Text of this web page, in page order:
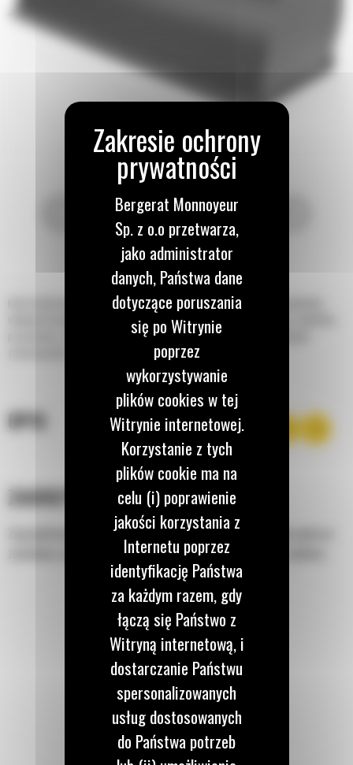
Łyżki standardowe Cat® zostały zaprojektowane tak, aby zapewniały optymalną
wydajność kompaktowych ładowarek kołowych firmy Caterpillar podczas załadunku,
przewożenia, równania, profilowania i zrzucania materiałów w różnorodnych
OPIS
ZAKRZYWIONE PŁYTY BOCZNE
Zaprojektowana z myślą o lepszym utrzymywaniu materiału podczas
załadunku ciężarówek lub wykonywania prac na nierównym podłożu.
Bergerat Monnoyeur
Sp. z o.o przetwarza,
jako administrator
danych, Państwa dane
dotyczące poruszania
się po Witrynie
poprzez
wykorzystywanie
plików cookies w tej
Witrynie internetowej.
Korzystanie z tych
plików cookie ma na
celu (i) poprawienie
jakości korzystania z
Internetu poprzez
identyfikację Państwa
za każdym razem, gdy
łączą się Państwo z
Witryną internetową, i
dostarczanie Państwu
spersonalizowanych
usług dostosowanych
do Państwa potrzeb